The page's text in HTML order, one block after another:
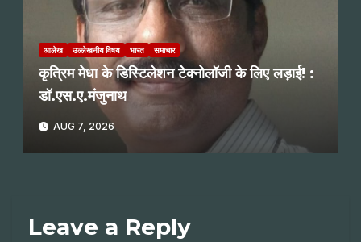
आलेख उल्लेखनीय विषय भारत समाचार
कृत्रिम मेधा के डिस्टिलेशन टेक्नोलॉजी के लिए लड़ाई! :
डॉ.एस.ए.मंजुनाथ
AUG 7, 2026
Leave a Reply